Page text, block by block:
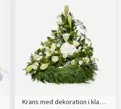
Krans med dekoration i klassisk stil - creme